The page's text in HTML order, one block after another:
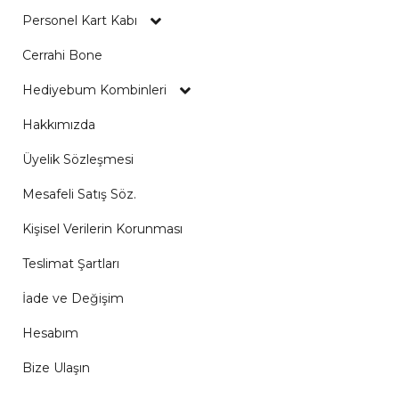
Personel Kart Kabı
Cerrahi Bone
Hediyebum Kombinleri
Hakkımızda
Üyelik Sözleşmesi
Mesafeli Satış Söz.
Kişisel Verilerin Korunması
Teslimat Şartları
İade ve Değişim
Hesabım
Bize Ulaşın